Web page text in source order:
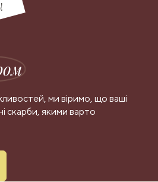
ми віримо, що ваші
скарби, якими варто